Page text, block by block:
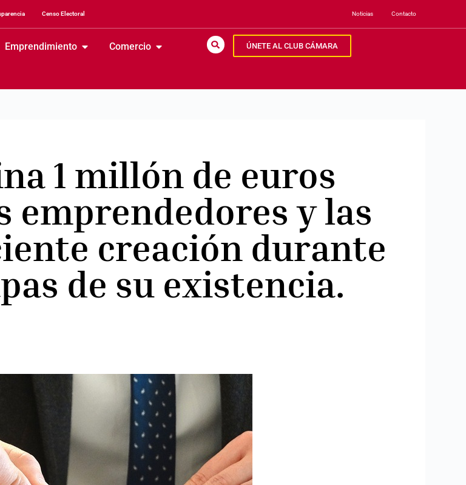
Censo Electoral Noticias Contacto
Emprendimiento Comercio ÚNETE AL CLUB CÁMARA
1 millón de euros
emprendedores y las
creación durante
de su existencia.